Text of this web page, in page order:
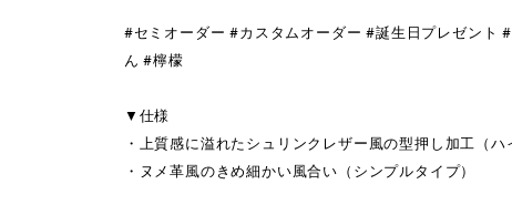
#セミオーダー #カスタムオーダー #誕生日プレゼント
ん #檸檬
▼仕様
・上質感に溢れたシュリンクレザー風の型押し加工（ハ
・ヌメ革風のきめ細かい風合い（シンプルタイプ）